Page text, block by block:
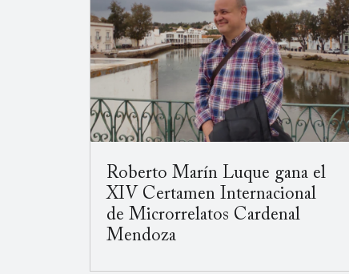
Roberto Marín Luque gana el
XIV Certamen Internacional
de Microrrelatos Cardenal
Mendoza